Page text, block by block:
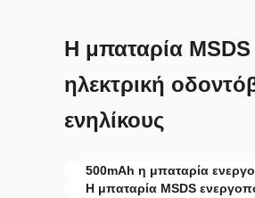
Η μπαταρία
ηλεκτρική
ενηλίκους
500mAh η μπαταρία
Η μπαταρία MSDS